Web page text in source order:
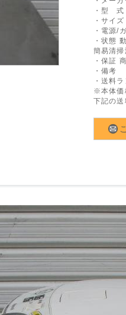
・型
・サイ
・電源/
・状態
簡易清掃
・保証
・備考
・送料
※本体価
下記の送